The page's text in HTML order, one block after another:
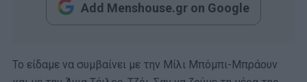
Add Menshouse.gr on Google
Το είδαμε να συμβαίνει με την Μίλι Μπόμπι-Μπράουν